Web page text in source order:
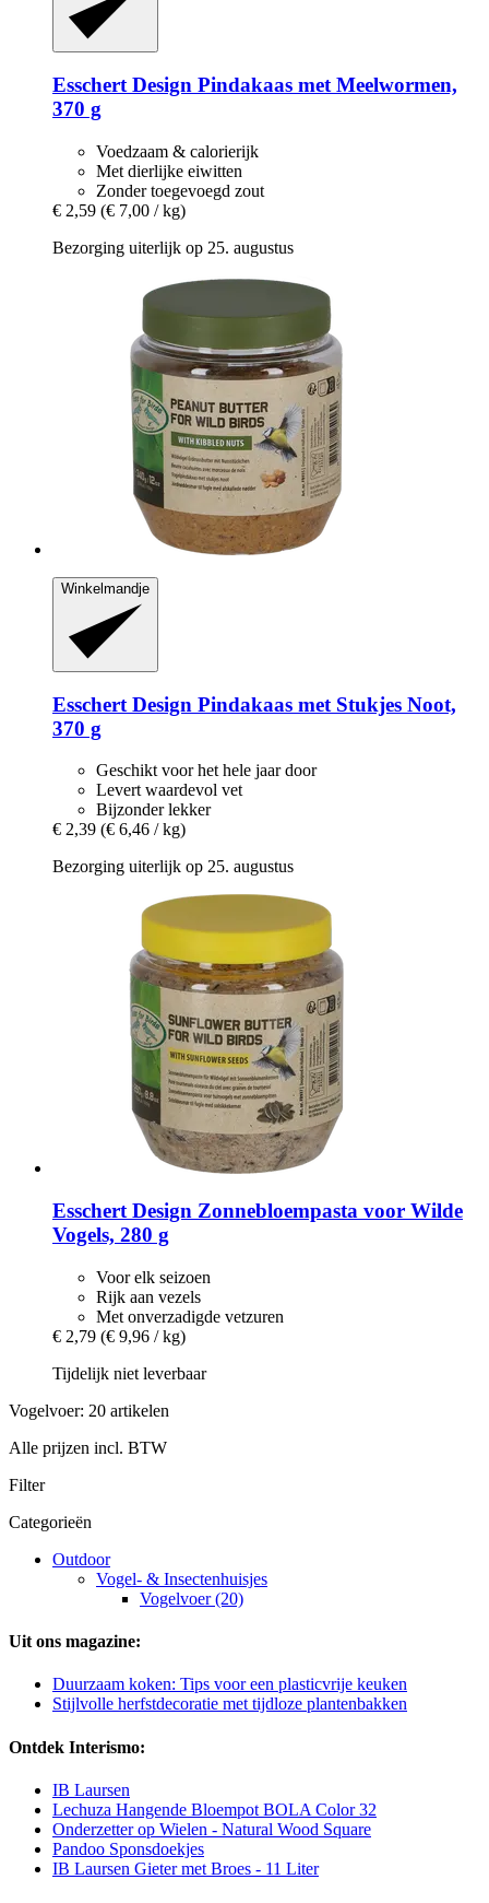
Esschert Design Pindakaas met Meelwormen,
370 g
Voedzaam & calorierijk
Met dierlijke eiwitten
Zonder toegevoegd zout
€ 2,59 (€ 7,00 / kg)
Bezorging uiterlijk op 25. augustus
Winkelmandje
Esschert Design Pindakaas met Stukjes Noot,
370 g
Geschikt voor het hele jaar door
Levert waardevol vet
Bijzonder lekker
€ 2,39 (€ 6,46 / kg)
Bezorging uiterlijk op 25. augustus
Esschert Design Zonnebloempasta voor Wilde
Vogels, 280 g
Voor elk seizoen
Rijk aan vezels
Met onverzadigde vetzuren
€ 2,79 (€ 9,96 / kg)
Tijdelijk niet leverbaar
Vogelvoer: 20 artikelen
Alle prijzen incl. BTW
Filter
Categorieën
Outdoor
Vogel- & Insectenhuisjes
Vogelvoer (20)
Uit ons magazine:
Duurzaam koken: Tips voor een plasticvrije keuken
Stijlvolle herfstdecoratie met tijdloze plantenbakken
Ontdek Interismo:
IB Laursen
Lechuza Hangende Bloempot BOLA Color 32
Onderzetter op Wielen - Natural Wood Square
Pandoo Sponsdoekjes
IB Laursen Gieter met Broes - 11 Liter